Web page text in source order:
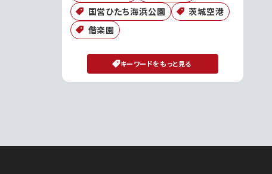
国営ひたち海浜公園
茨城空港
偕楽園
キーワードをもっと見る